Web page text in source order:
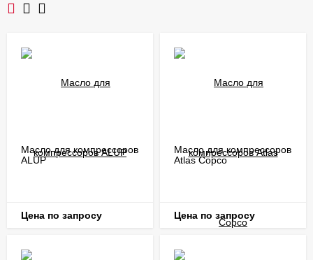
Масло для компрессоров
ALUP
Цена по запросу
Масло для компрессоров
Atlas Copco
Цена по запросу